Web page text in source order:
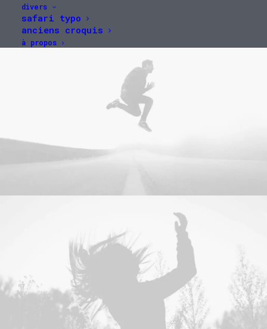
divers
safari typo
anciens croquis
à propos